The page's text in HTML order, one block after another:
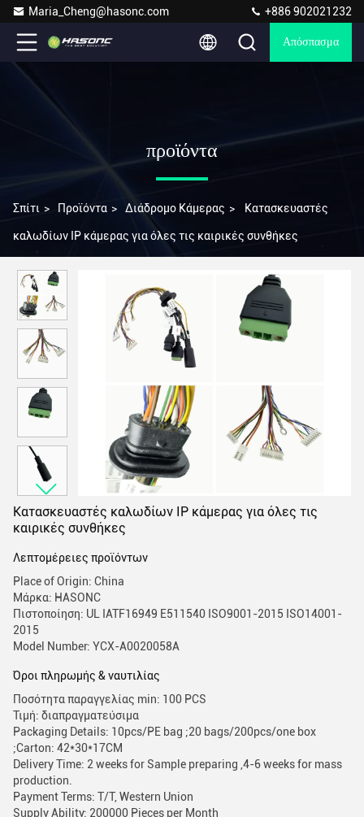
Maria_Cheng@hasonc.com +886 902021232
Απόσπασμα
προϊόντα
Σπίτι > Προϊόντα > Διάδρομο Κάμερας > Κατασκευαστές
καλωδίων IP κάμερας για όλες τις καιρικές συνθήκες
Κατασκευαστές καλωδίων IP κάμερας για όλες τις
καιρικές συνθήκες
Λεπτομέρειες προϊόντων
Place of Origin: China
Μάρκα: HASONC
Πιστοποίηση: UL IATF16949 E511540 ISO9001-2015 ISO14001-
2015
Model Number: YCX-A0020058A
Όροι πληρωμής & ναυτιλίας
Ποσότητα παραγγελίας min: 100 PCS
Τιμή: διαπραγματεύσιμα
Packaging Details: 10pcs/PE bag ;20 bags/200pcs/one box
;Carton: 42*30*17CM
Delivery Time: 2 weeks for Sample preparing ,4-6 weeks for mass
production.
Payment Terms: T/T, Western Union
Supply Ability: 200000 Pieces per Month